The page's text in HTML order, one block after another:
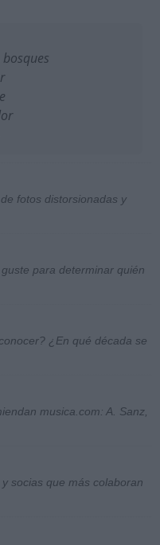
fotos distorsionadas y
para determinar quién
¿En qué década se
musica.com: A. Sanz,
socias que más colaboran